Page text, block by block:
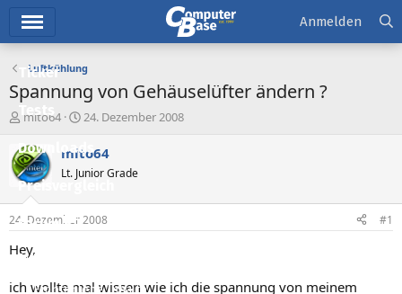
Ticker
Tests
Downloads
Preisvergleich
Forum
Aktuelles
Empfohlene Inhalte
Anmelden
Luftkühlung
Spannung von Gehäuselüfter ändern ?
E
s
t
e
e
r
mito64
E
s
e
l
t
24. Dezember 2008
mito64
Lt. Junior Grade
24. Dezember 2008 #1
Hey,
ich wollte mal wissen wie ich die spannung von meinem